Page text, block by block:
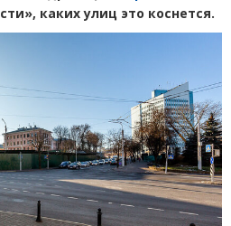
каких улиц это коснется.